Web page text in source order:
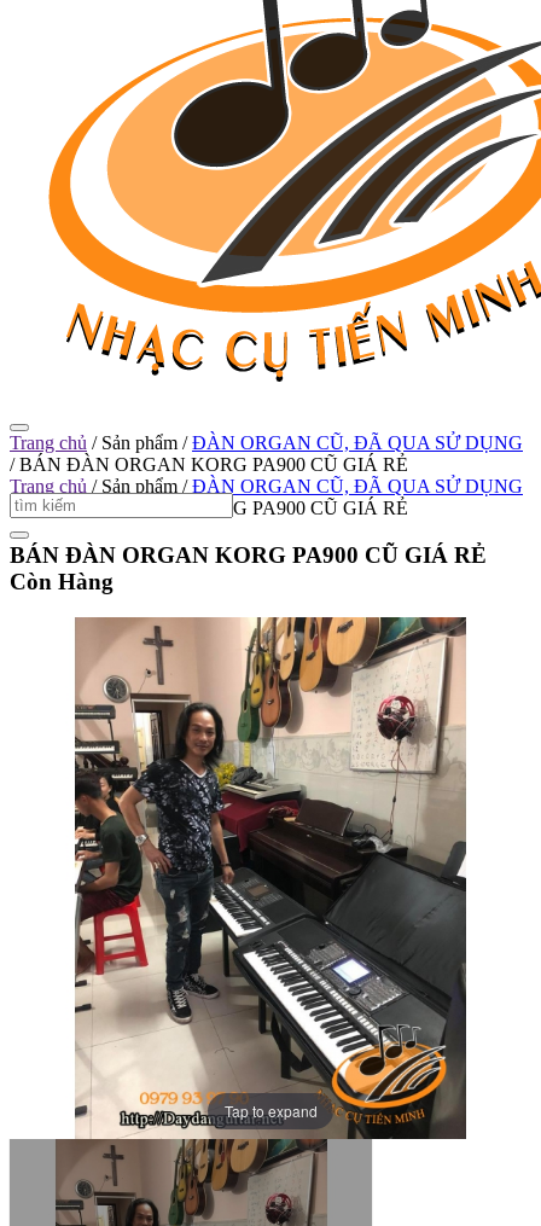
Trang chủ / Sản phẩm / ĐÀN ORGAN CŨ, ĐÃ QUA SỬ DỤNG
/ BÁN ĐÀN ORGAN KORG PA900 CŨ GIÁ RẺ
Trang chủ / Sản phẩm / ĐÀN ORGAN CŨ, ĐÃ QUA SỬ DỤNG
BÁN ĐÀN ORGAN KORG PA900 CŨ GIÁ RẺ
BÁN ĐÀN ORGAN KORG PA900 CŨ GIÁ RẺ
Còn Hàng
Tap to expand